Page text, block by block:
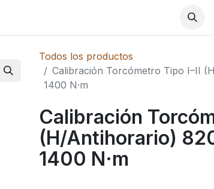
Todos los productos
Calibración Torcómetro Tipo I–II
1400 N·m
Calibración
(H/Antihorario)
1400 N·m